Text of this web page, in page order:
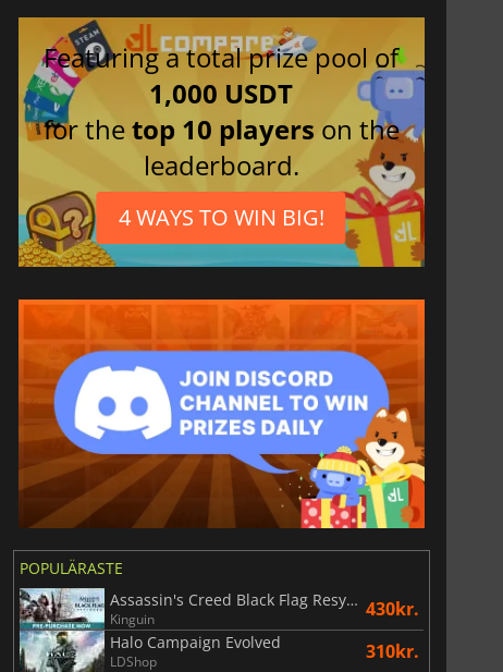
Featuring a total prize pool of
1,000 USDT
for thetop 10 players on the
leaderboard.
4 WAYS TO WIN BIG!
POPULÄRASTE
Assassin's Creed Black Flag Resynced
Kinguin 430kr.
Halo Campaign Evolved
LDShop 310kr.